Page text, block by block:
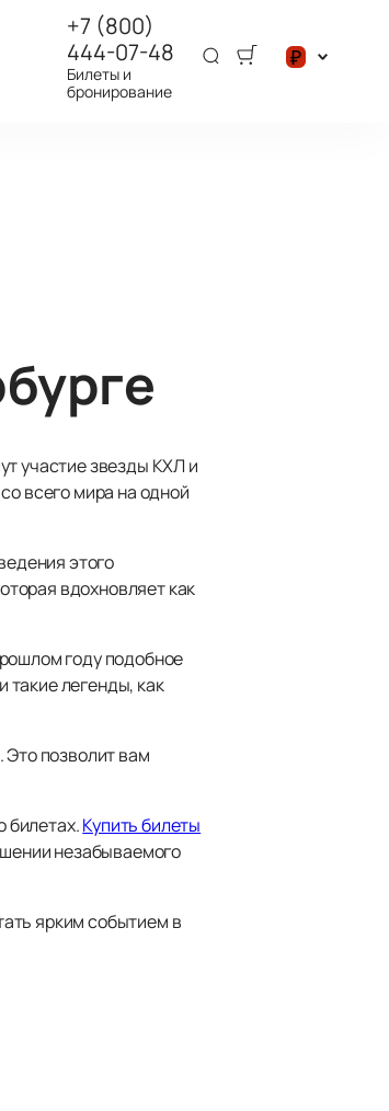
+7 (800)
444-07-48
Билеты и
бронирование
₽
участие звезды КХЛ и
всего мира на одной
этого
вдохновляет как
году подобное
легенды, как
Это позволит вам
билетах.Купить билеты
незабываемого
ярким событием в